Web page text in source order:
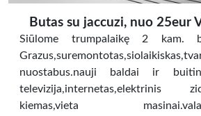
Butas su jaccuzi, nuo 25eur
Siūlome trumpalaikę 2 kam.
nuostabus.nauji baldai ir
televizija,internetas,elektrinis
kiemas,vieta